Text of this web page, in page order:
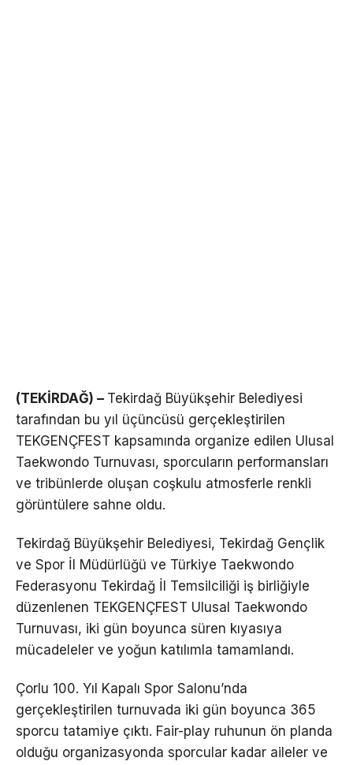
(TEKİRDAĞ) – Tekirdağ Büyükşehir Belediyesi
tarafından bu yıl üçüncüsü gerçekleştirilen
TEKGENÇFEST kapsamında organize edilen Ulusal
Taekwondo Turnuvası, sporcuların performansları
ve tribünlerde oluşan coşkulu atmosferle renkli
görüntülere sahne oldu.
Tekirdağ Büyükşehir Belediyesi, Tekirdağ Gençlik
ve Spor İl Müdürlüğü ve Türkiye Taekwondo
Federasyonu Tekirdağ İl Temsilciliği iş birliğiyle
düzenlenen TEKGENÇFEST Ulusal Taekwondo
Turnuvası, iki gün boyunca süren kıyasıya
mücadeleler ve yoğun katılımla tamamlandı.
Çorlu 100. Yıl Kapalı Spor Salonu’nda
gerçekleştirilen turnuvada iki gün boyunca 365
sporcu tatamiye çıktı. Fair-play ruhunun ön planda
olduğu organizasyonda sporcular kadar aileler ve